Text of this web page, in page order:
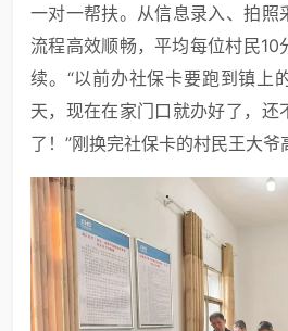
一对一帮扶。从信息录入、拍照
流程高效顺畅，平均每位村民10
续。“以前办社保卡要跑到镇上
天，现在在家门口就办好了，还
了！”刚换完社保卡的村民王大爷